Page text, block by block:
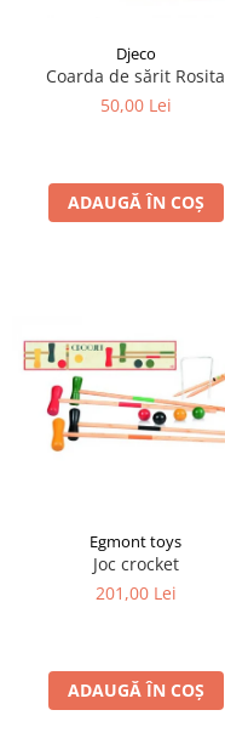
Djeco
Coarda de sărit Rosita
50,00 Lei
ADAUGĂ ÎN COȘ
Egmont toys
Joc crocket
201,00 Lei
ADAUGĂ ÎN COȘ